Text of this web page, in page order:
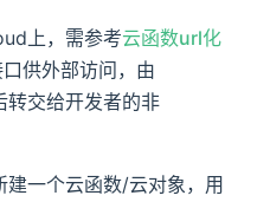
上，需参考云函数url化
供外部访问，由
交给开发者的非
一个云函数/云对象，用